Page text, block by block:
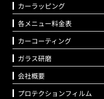
カーラッピング
各メニュー料金表
カーコーティング
ガラス研磨
会社概要
プロテクションフィルム